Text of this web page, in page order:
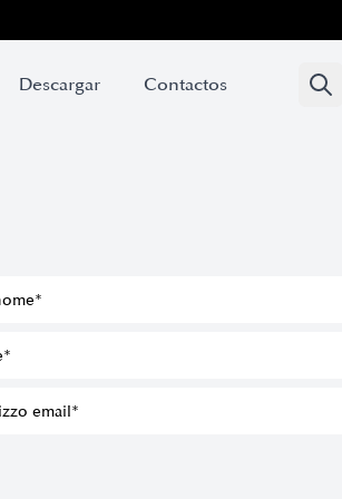
Descargar Contactos
Descargar Contactos